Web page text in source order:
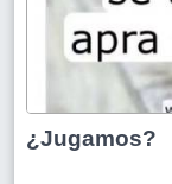
¿Jugamos?